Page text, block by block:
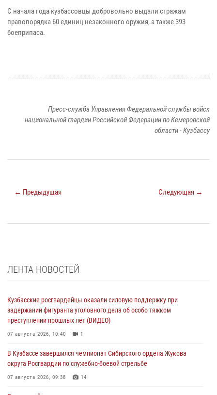
С начала года кузбассовцы добровольно выдали стражам
правопорядка 60 единиц незаконного оружия, а также 393
боеприпаса.
Пресс-служба Управления Федеральной службы войск
национальной гвардии Российской Федерации по Кемеровской
области - Кузбассу
← Предыдущая Следующая →
ЛЕНТА НОВОСТЕЙ
Кузбасские росгвардейцы оказали силовую поддержку при
задержании фигуранта уголовного дела об особо тяжком
преступлении прошлых лет (ВИДЕО)
07 августа 2026, 10:40 1
В Кузбассе завершился чемпионат Сибирского ордена Жукова
округа Росгвардии по служебно-боевой стрельбе
07 августа 2026, 09:38 14